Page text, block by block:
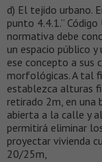
d) El tejido urbano.
punto 4.4.1.”
normativa debe
un espacio público
ese concepto a sus
morfológicas. A tal
establezca alturas
retirado 2m, en una
abierta a la calle y
permitirá eliminar
proyectar vivienda
20/25m,